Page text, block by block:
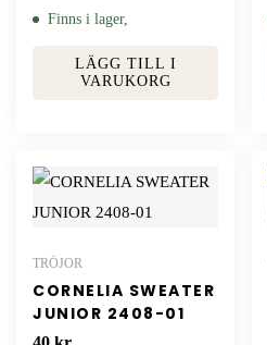
Finns i lager,
LÄGG TILL I
VARUKORG
TRÖJOR
CORNELIA SWEATER
JUNIOR 2408-01